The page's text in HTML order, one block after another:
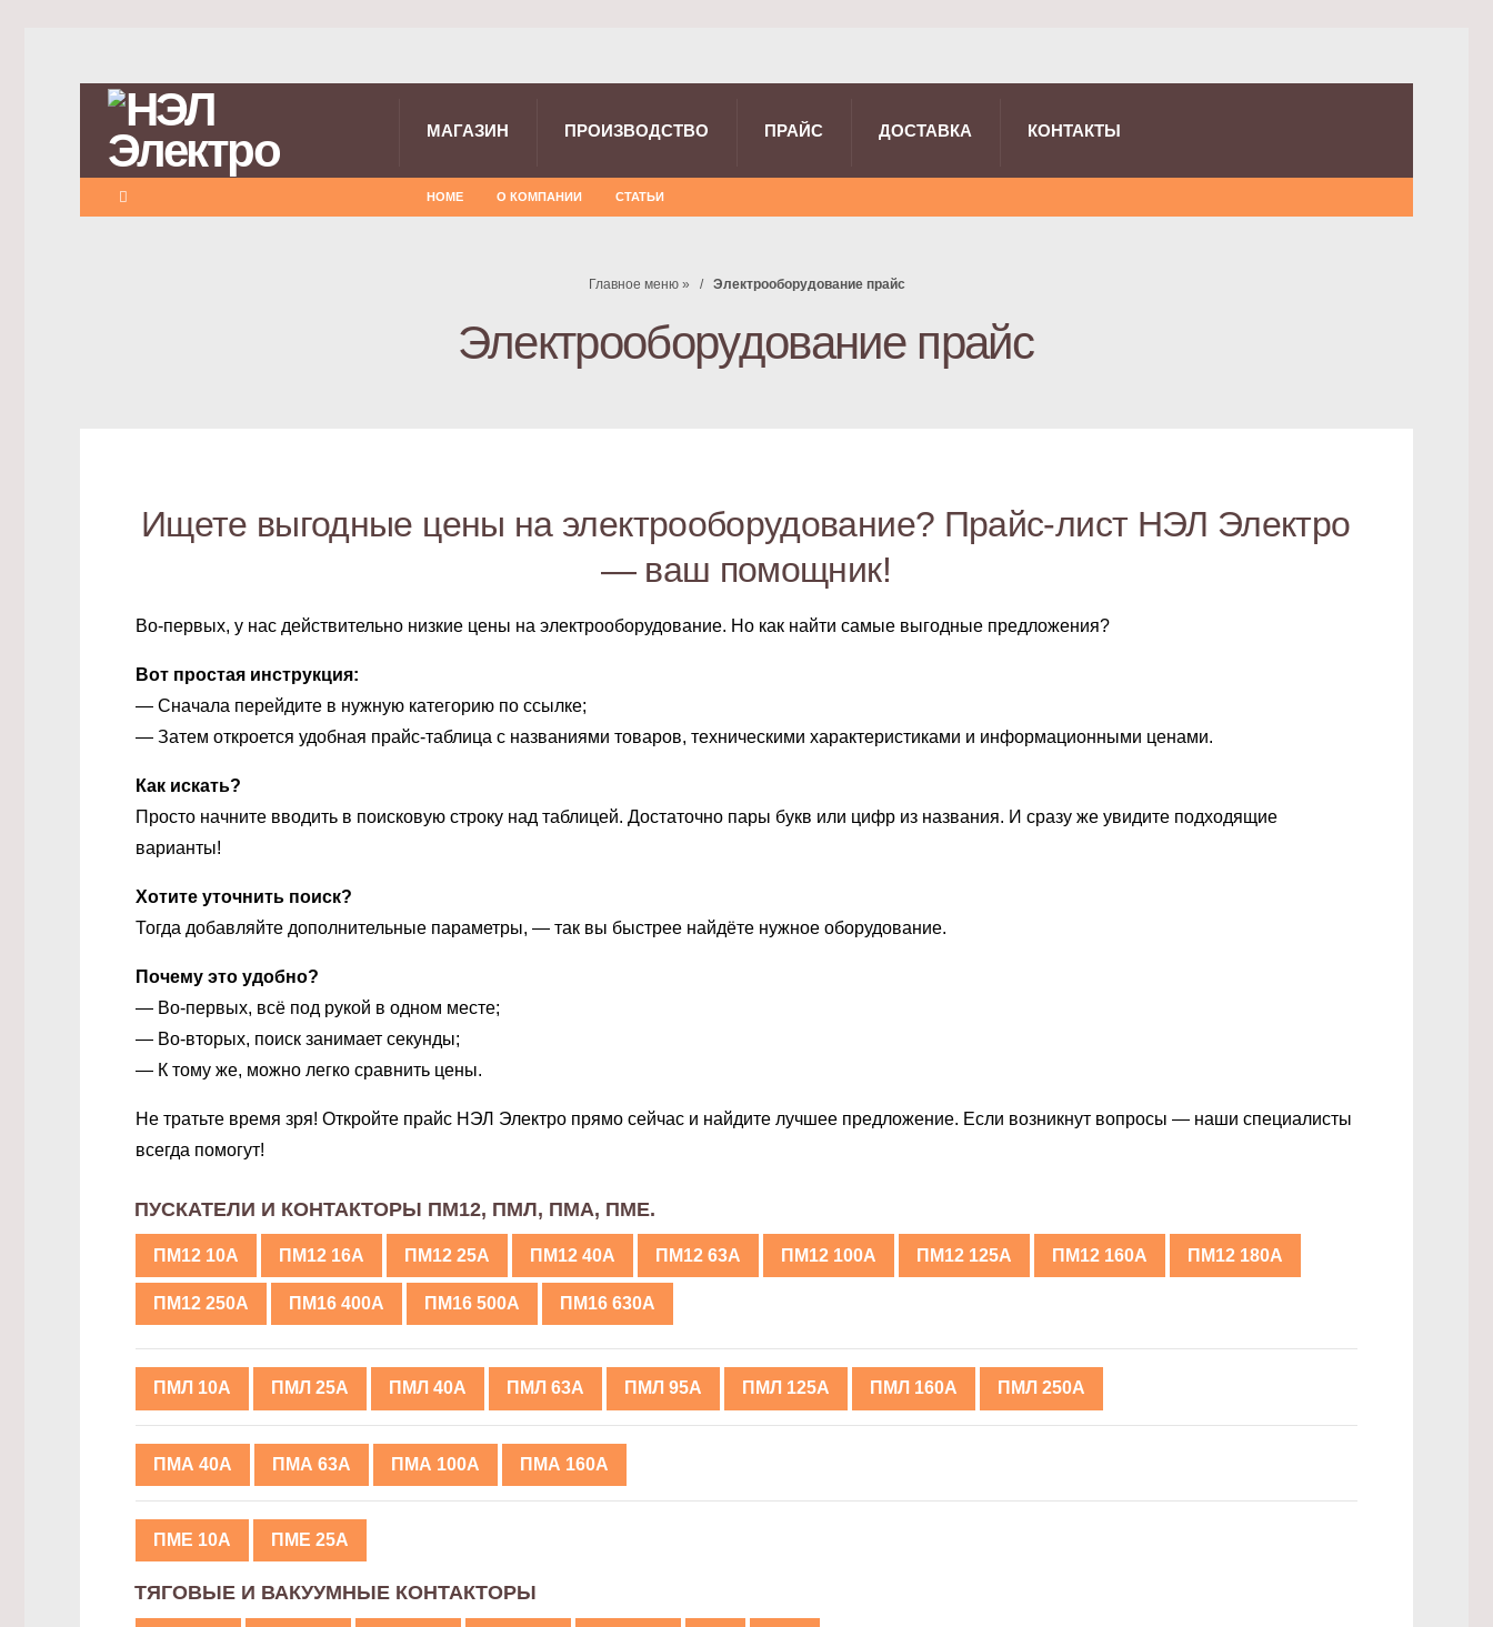
МАГАЗИН ПРОИЗВОДСТВО ПРАЙС ДОСТАВКА КОНТАКТЫ
HOME О КОМПАНИИ СТАТЬИ
Главное меню» Электрооборудование прайс
Электрооборудование прайс
Ищете выгодные цены на электрооборудование? Прайс-лист НЭЛ Электро
— ваш помощник!
Во-первых, у нас действительно низкие цены на электрооборудование. Но как найти самые выгодные предложения?
Вот простая инструкция:
— Сначала перейдите в нужную категорию по ссылке;
— Затем откроется удобная прайс-таблица с названиями товаров, техническими характеристиками и информационными ценами.
Как искать?
Просто начните вводить в поисковую строку над таблицей. Достаточно пары букв или цифр из названия. И сразу же увидите подходящие
варианты!
Хотите уточнить поиск?
Тогда добавляйте дополнительные параметры, — так вы быстрее найдёте нужное оборудование.
Почему это удобно?
— Во-первых, всё под рукой в одном месте;
— Во-вторых, поиск занимает секунды;
— К тому же, можно легко сравнить цены.
Не тратьте время зря! Откройте прайс НЭЛ Электро прямо сейчас и найдите лучшее предложение. Если возникнут вопросы — наши специалисты
всегда помогут!
ПУСКАТЕЛИ И КОНТАКТОРЫ ПМ12, ПМЛ, ПМА, ПМЕ.
ПМ12 10А ПМ12 16А ПМ12 25А ПМ12 40А ПМ12 63А ПМ12 100А ПМ12 125А ПМ12 160А ПМ12 180А
ПМ12 250А ПМ16 400А ПМ16 500А ПМ16 630А
ПМЛ 10А ПМЛ 25А ПМЛ 40А ПМЛ 63А ПМЛ 95А ПМЛ 125А ПМЛ 160А ПМЛ 250А
ПМА 40А ПМА 63А ПМА 100А ПМА 160А
ПМЕ 10А ПМЕ 25А
ТЯГОВЫЕ И ВАКУУМНЫЕ КОНТАКТОРЫ